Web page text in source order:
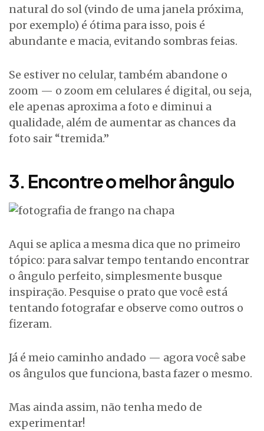
natural do sol (vindo de uma janela próxima,
por exemplo) é ótima para isso, pois é
abundante e macia, evitando sombras feias.
Se estiver no celular, também abandone o
zoom — o zoom em celulares é digital, ou seja,
ele apenas aproxima a foto e diminui a
qualidade, além de aumentar as chances da
foto sair “tremida.”
3. Encontre o melhor ângulo
Aqui se aplica a mesma dica que no primeiro
tópico: para salvar tempo tentando encontrar
o ângulo perfeito, simplesmente busque
inspiração. Pesquise o prato que você está
tentando fotografar e observe como outros o
fizeram.
Já é meio caminho andado — agora você sabe
os ângulos que funciona, basta fazer o mesmo.
Mas ainda assim, não tenha medo de
experimentar!